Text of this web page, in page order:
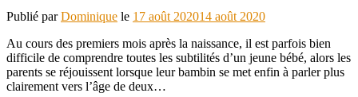
Publié parDominique le 17 août 202014 août 2020
Au cours des premiers mois après la naissance, il est parfois bien
difficile de comprendre toutes les subtilités d’un jeune bébé, alors les
parents se réjouissent lorsque leur bambin se met enfin à parler plus
clairement vers l’âge de deux…